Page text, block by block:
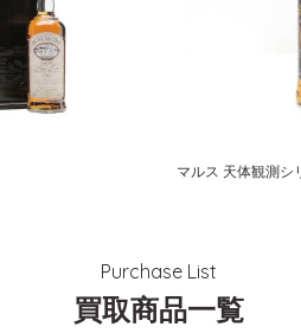
Purchase List
買取商品一覧